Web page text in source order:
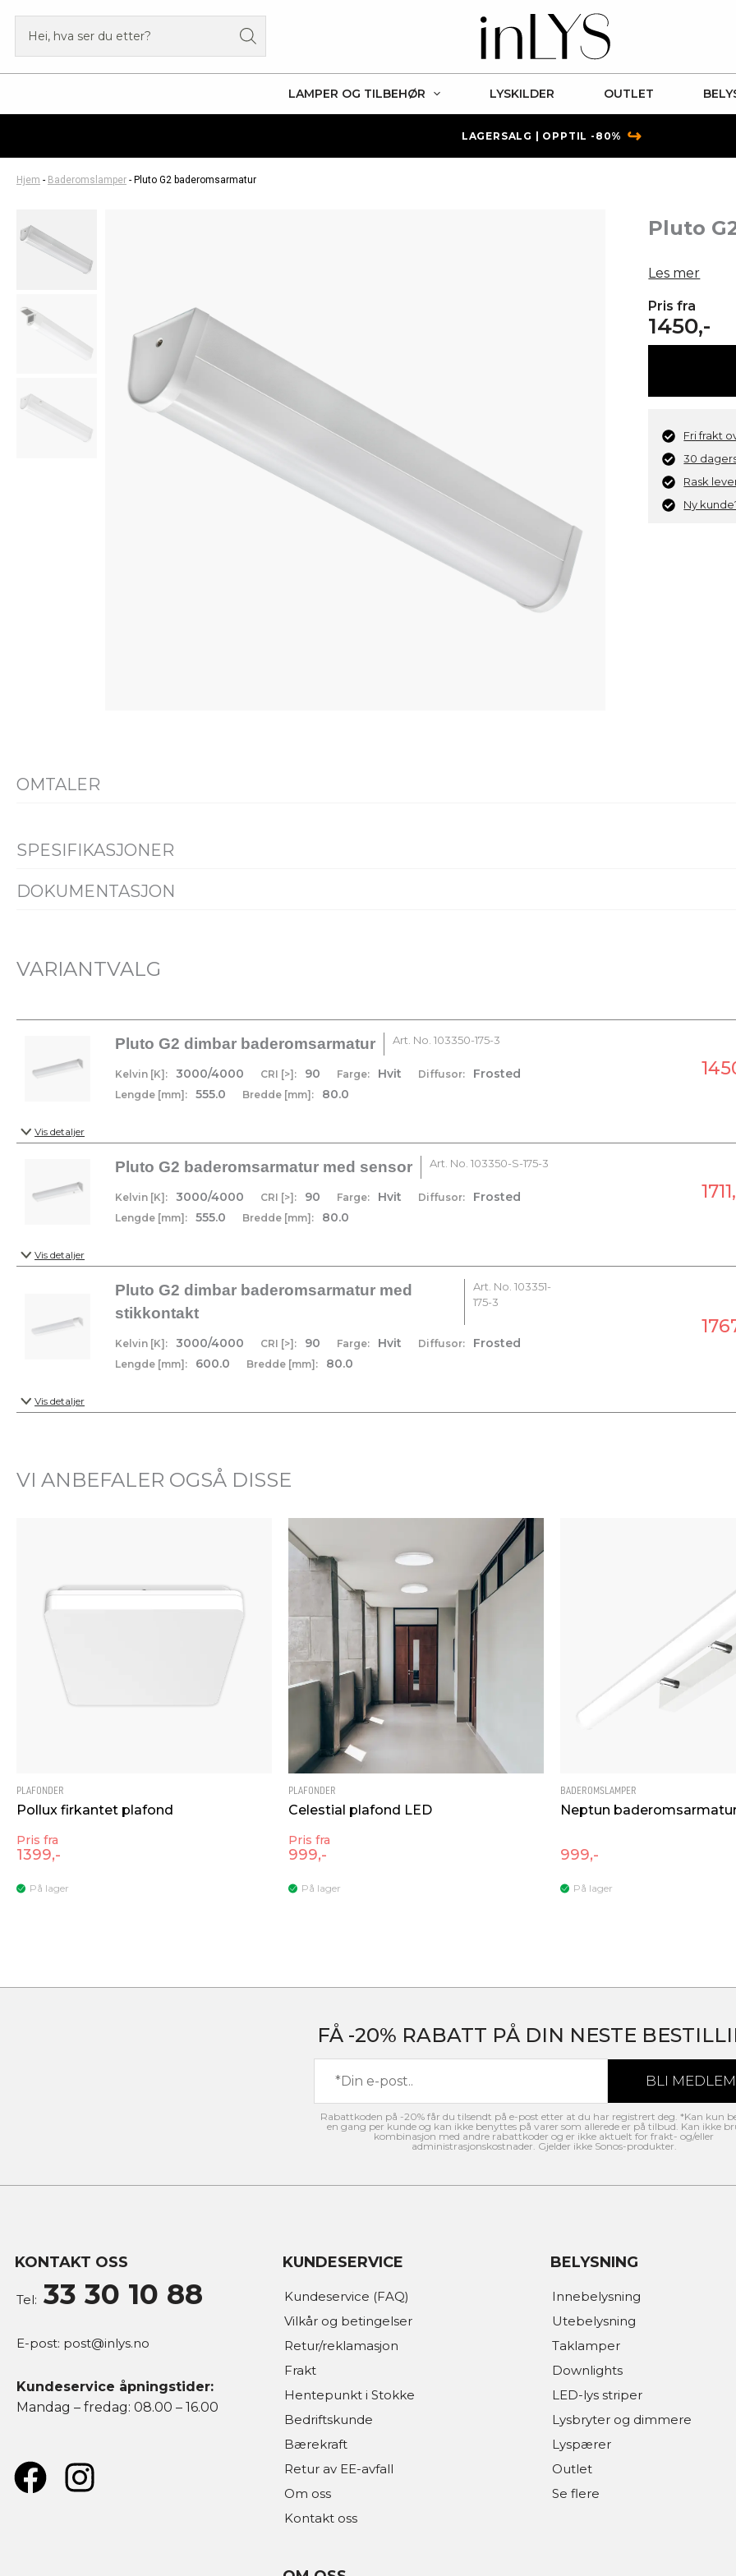
innholdet
search
LAMPER OG TILBEHØR LYSKILDER OUTLET
LAGERSALG | OPPTIL -80% ↪
Hjem - Baderomslamper - Pluto G2 baderomsarmatur
Pluto
Les mer
Pris fra
1450,-
Fri frakt
30
Rask
Ny
OMTALER
SPESIFIKASJONER
PRODUKT
Vandal klasse
Spenning [V]
DOKUMENTASJON
Variantspesifikke dokumenter er tilgjengelige under detaljer i oversikten nedenfor.
VARIANTVALG
Pluto G2 dimbar baderomsarmatur Art. No. 103350-175-3
Kelvin [K]: 3000/4000 CRI [>]: 90 Farge: Hvit Diffusor: Frosted
Lengde [mm]: 555.0 Bredde [mm]: 80.0
Vis detaljer
Pluto G2 baderomsarmatur med sensor Art. No. 103350-S-175-3
Kelvin [K]: 3000/4000 CRI [>]: 90 Farge: Hvit Diffusor: Frosted
Lengde [mm]: 555.0 Bredde [mm]: 80.0
Vis detaljer
Pluto G2 dimbar baderomsarmatur med
stikkontakt
Art. No. 103351-
175-3
Kelvin [K]: 3000/4000 CRI [>]: 90 Farge: Hvit Diffusor: Frosted
Lengde [mm]: 600.0 Bredde [mm]: 80.0
Vis detaljer
VI ANBEFALER OGSÅ DISSE
PLAFONDER
Pollux firkantet plafond
Pris fra
1399,-
På lager
PLAFONDER
Celestial plafond LED
Pris fra
999,-
På lager
BADEROMSLAMPER
Neptun
999,-
På lager
FÅ -20% RABATT PÅ DIN NESTE
Rabattkoden på -20% får du tilsendt på e-post etter at du har registrert deg. *Kan kun
en gang per kunde og kan ikke benyttes på varer som allerede er på tilbud. Kan ikke
kombinasjon med andre rabattkoder og er ikke aktuelt for frakt- og/eller
administrasjonskostnader. Gjelder ikke Sonos-produkter.
KONTAKT OSS
Tel: 33 30 10 88
E-post: post@inlys.no
Kundeservice åpningstider:
Mandag – fredag: 08.00 – 16.00
KUNDESERVICE
Kundeservice (FAQ)
Vilkår og betingelser
Retur/reklamasjon
Frakt
Hentepunkt i Stokke
Bedriftskunde
Bærekraft
Retur av EE-avfall
Om oss
Kontakt oss
BELYSNING
Innebelysning
Utebelysning
Taklamper
Downlights
LED-lys striper
Lysbryter og dimmere
Lyspærer
Outlet
Se flere